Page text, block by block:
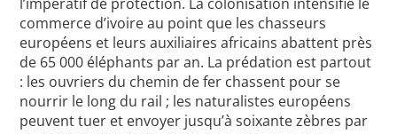
commerce d’ivoire au point que les chasseurs
européens et leurs auxiliaires africains abattent près
de 65 000 éléphants par an. La prédation est partout
: les ouvriers du chemin de fer chassent pour se
nourrir le long du rail ; les naturalistes européens
peuvent tuer et envoyer jusqu’à soixante zèbres par